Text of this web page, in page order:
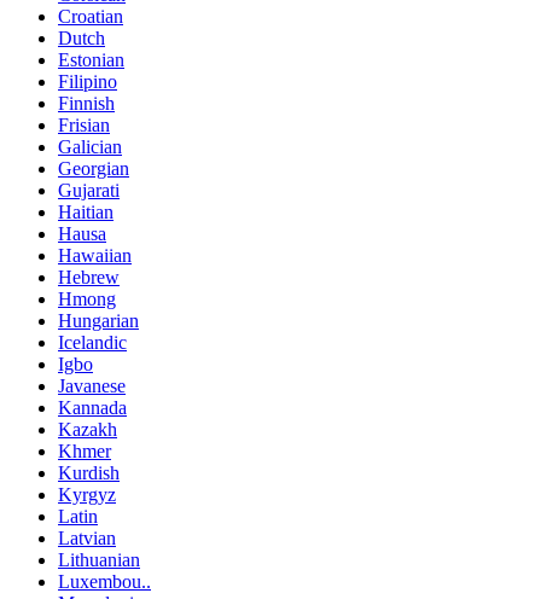
Croatian
Dutch
Estonian
Filipino
Finnish
Frisian
Galician
Georgian
Gujarati
Haitian
Hausa
Hawaiian
Hebrew
Hmong
Hungarian
Icelandic
Igbo
Javanese
Kannada
Kazakh
Khmer
Kurdish
Kyrgyz
Latin
Latvian
Lithuanian
Luxembou..